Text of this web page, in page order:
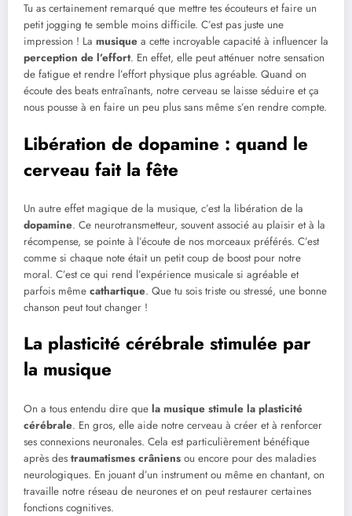
Tu as certainement remarqué que mettre tes écouteurs et faire un
petit jogging te semble moins difficile. C’est pas juste une
impression ! La musique a cette incroyable capacité à influencer la
perception de l’effort. En effet, elle peut atténuer notre sensation
de fatigue et rendre l’effort physique plus agréable. Quand on
écoute des beats entraînants, notre cerveau se laisse séduire et ça
nous pousse à en faire un peu plus sans même s’en rendre compte.
Libération de dopamine : quand le
cerveau fait la fête
Un autre effet magique de la musique, c’est la libération de la
dopamine. Ce neurotransmetteur, souvent associé au plaisir et à la
récompense, se pointe à l’écoute de nos morceaux préférés. C’est
comme si chaque note était un petit coup de boost pour notre
moral. C’est ce qui rend l’expérience musicale si agréable et
parfois même cathartique. Que tu sois triste ou stressé, une bonne
chanson peut tout changer !
La plasticité cérébrale stimulée par
la musique
On a tous entendu dire que la musique stimule la plasticité
cérébrale. En gros, elle aide notre cerveau à créer et à renforcer
ses connexions neuronales. Cela est particulièrement bénéfique
après des traumatismes crâniens ou encore pour des maladies
neurologiques. En jouant d’un instrument ou même en chantant, on
travaille notre réseau de neurones et on peut restaurer certaines
fonctions cognitives.